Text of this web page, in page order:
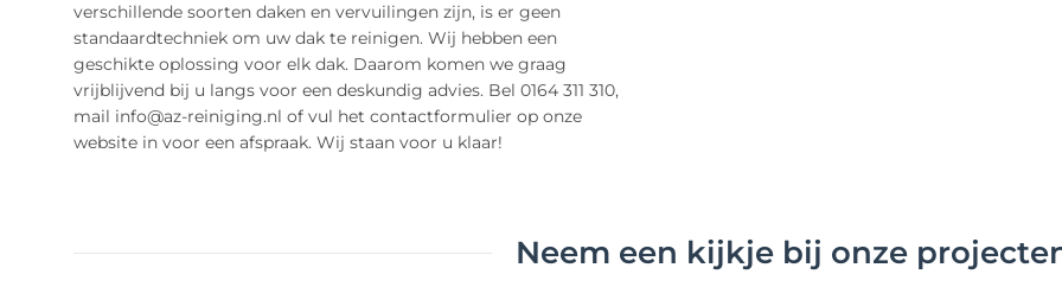
verschillende soorten daken en vervuilingen zijn, is er geen
standaardtechniek om uw dak te reinigen. Wij hebben een
geschikte oplossing voor elk dak. Daarom komen we graag
vrijblijvend bij u langs voor een deskundig advies. Bel 0164 311 310,
mail info@az-reiniging.nl of vul het contactformulier op onze
website in voor een afspraak. Wij staan voor u klaar!
Neem een kijkje bij onze